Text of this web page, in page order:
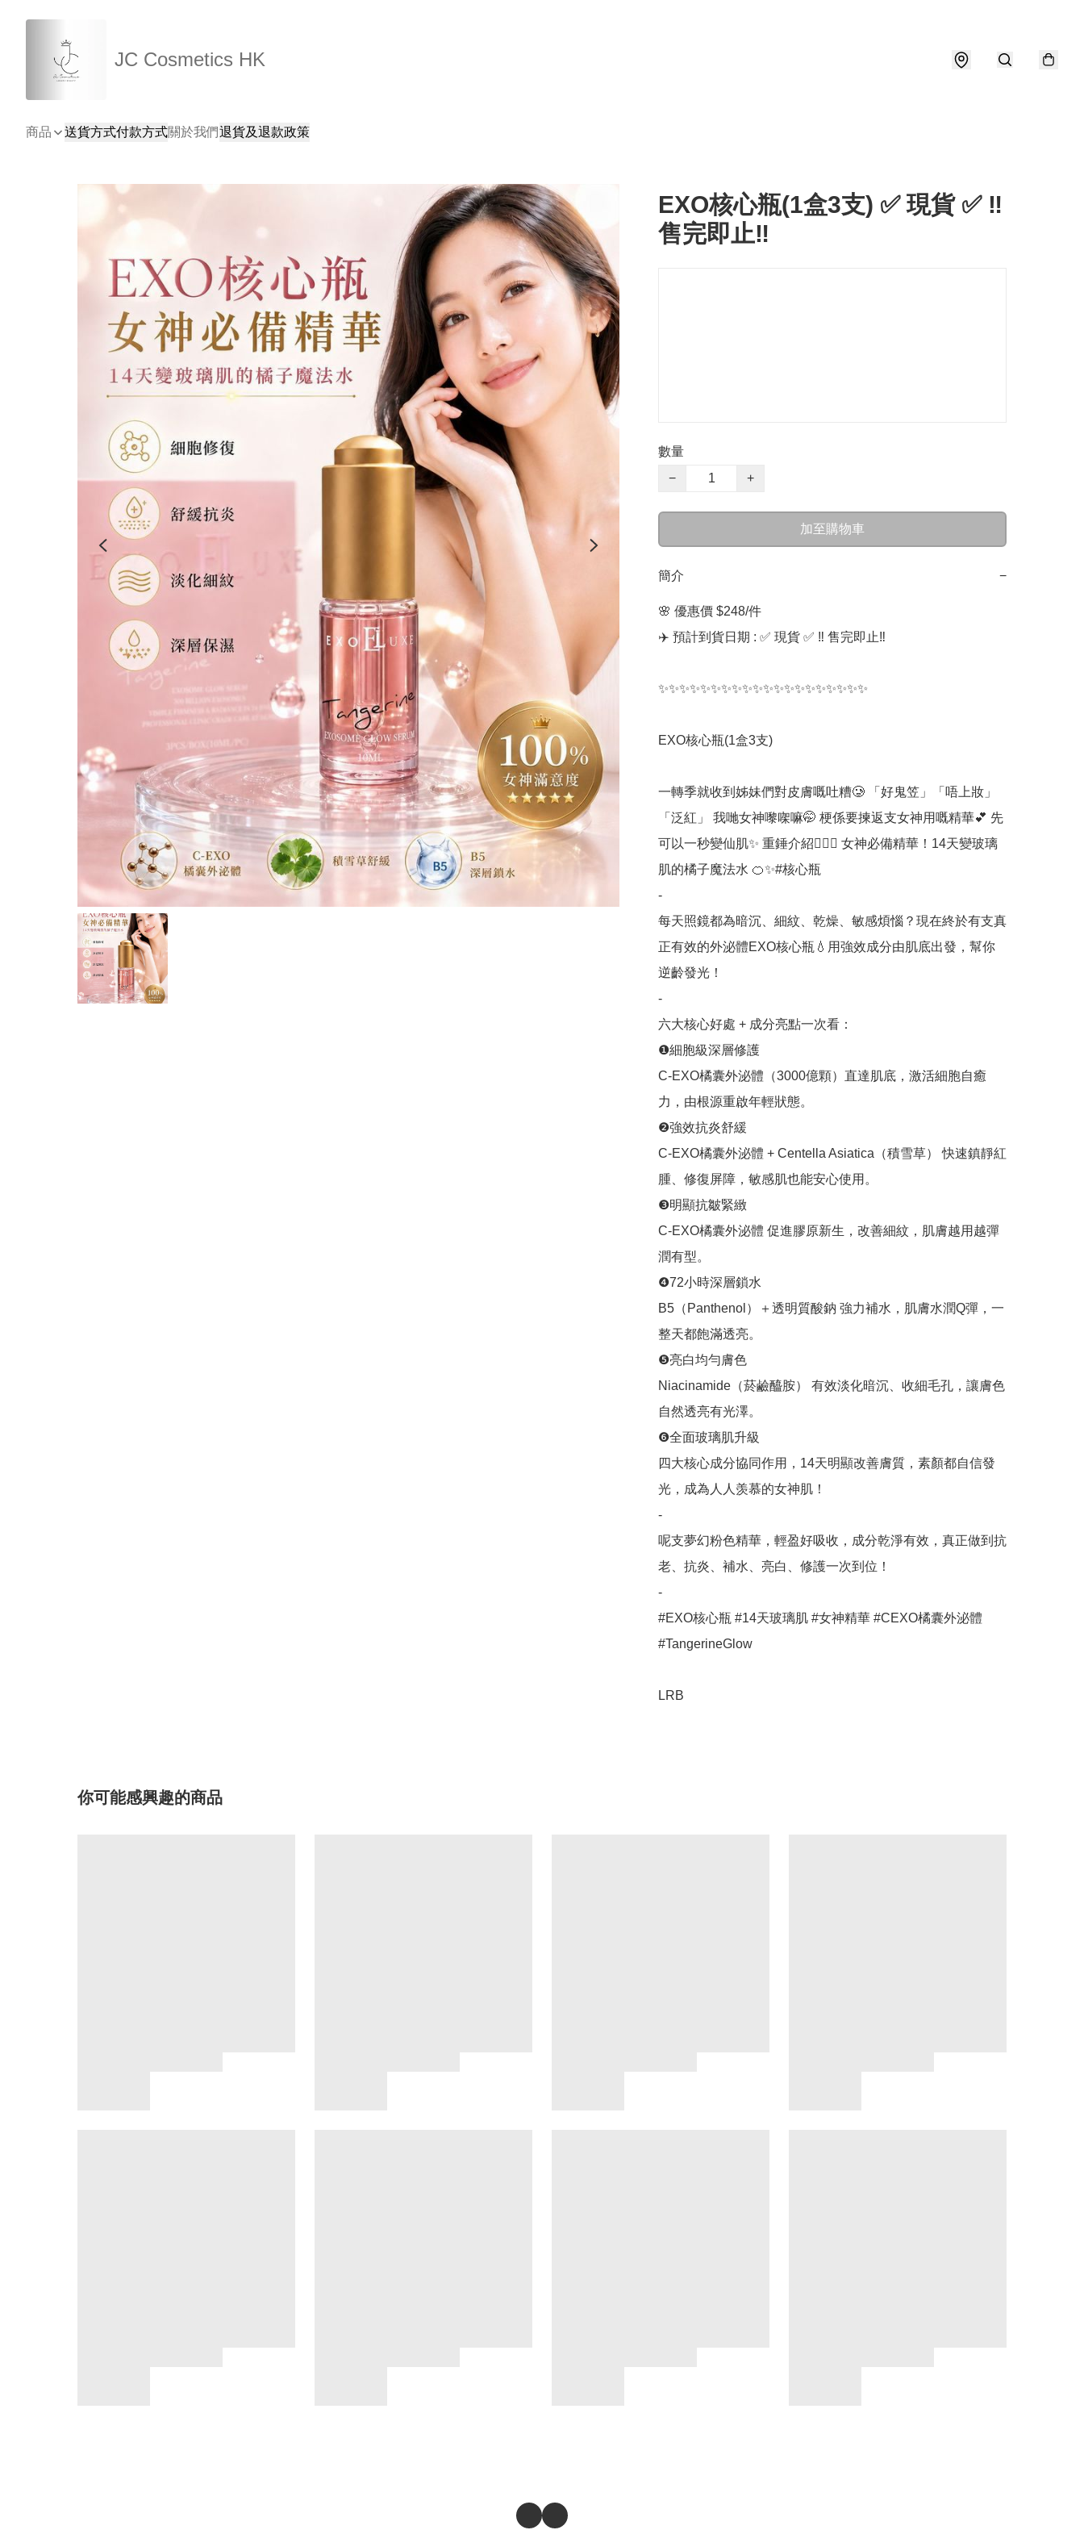
JC Cosmetics HK
商品 送貨方式付款方式關於我們退貨及退款政策
EXO核心瓶(1盒3支) ✅ 現貨 ✅ ‼️
售完即止‼️
數量
−
+
加至購物車
簡介 −
🌸 優惠價 $248/件
✈️ 預計到貨日期 : ✅ 現貨 ✅ ‼️ 售完即止‼️
✨✨✨✨✨✨✨✨✨✨✨✨✨✨✨✨✨✨✨✨
EXO核心瓶(1盒3支)
一轉季就收到姊妹們對皮膚嘅吐糟🥲 「好鬼笠」「唔上妝」
「泛紅」 我哋女神嚟㗎嘛🤭 梗係要揀返支女神用嘅精華💕 先
可以一秒變仙肌✨ 重錘介紹👉🏻🌟 女神必備精華！14天變玻璃
肌的橘子魔法水 🍊✨#核心瓶
-
每天照鏡都為暗沉、細紋、乾燥、敏感煩惱？現在終於有支真
正有效的外泌體EXO核心瓶💧用強效成分由肌底出發，幫你
逆齡發光！
-
六大核心好處 + 成分亮點一次看：
❶細胞級深層修護
C-EXO橘囊外泌體（3000億顆）直達肌底，激活細胞自癒
力，由根源重啟年輕狀態。
❷強效抗炎舒緩
C-EXO橘囊外泌體 + Centella Asiatica（積雪草） 快速鎮靜紅
腫、修復屏障，敏感肌也能安心使用。
❸明顯抗皺緊緻
C-EXO橘囊外泌體 促進膠原新生，改善細紋，肌膚越用越彈
潤有型。
❹72小時深層鎖水
B5（Panthenol）＋透明質酸鈉 強力補水，肌膚水潤Q彈，一
整天都飽滿透亮。
❺亮白均勻膚色
Niacinamide（菸鹼醯胺） 有效淡化暗沉、收細毛孔，讓膚色
自然透亮有光澤。
❻全面玻璃肌升級
四大核心成分協同作用，14天明顯改善膚質，素顏都自信發
光，成為人人羡慕的女神肌！
-
呢支夢幻粉色精華，輕盈好吸收，成分乾淨有效，真正做到抗
老、抗炎、補水、亮白、修護一次到位！
-
#EXO核心瓶 #14天玻璃肌 #女神精華 #CEXO橘囊外泌體
#TangerineGlow
LRB
你可能感興趣的商品